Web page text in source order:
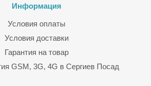
Информация
Условия оплаты
Условия доставки
Гарантия на товар
GSM, 3G, 4G в Сергиев Посад